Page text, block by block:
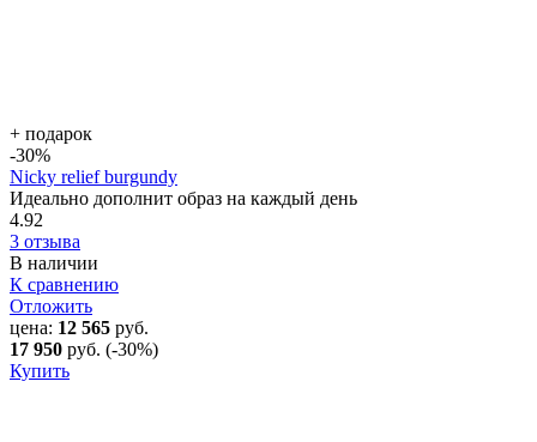
+ подарок
-30%
Nicky relief burgundy
Идеально дополнит образ на каждый день
4.92
3 отзыва
В наличии
К сравнению
Отложить
цена: 12 565 руб.
17 950 руб. (-30%)
Купить